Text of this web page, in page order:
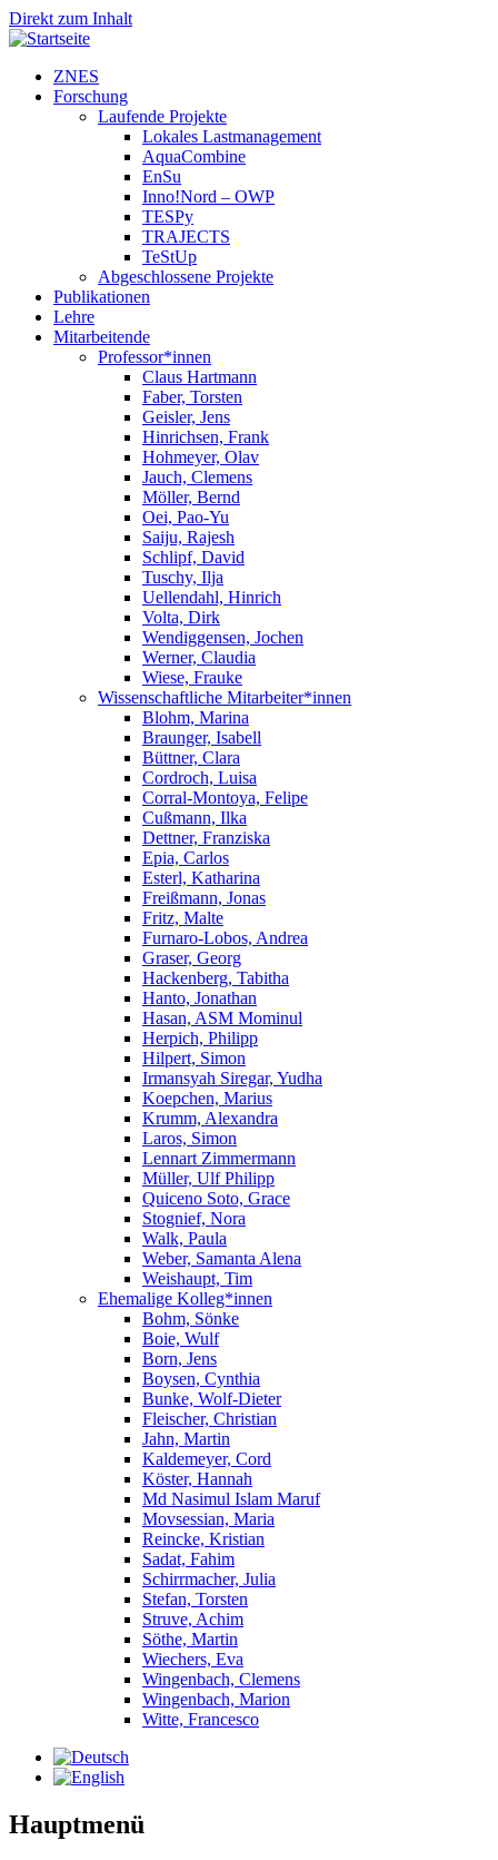
Direkt zum Inhalt
ZNES
Forschung
Laufende Projekte
Lokales Lastmanagement
AquaCombine
EnSu
Inno!Nord – OWP
TESPy
TRAJECTS
TeStUp
Abgeschlossene Projekte
Publikationen
Lehre
Mitarbeitende
Professor*innen
Claus Hartmann
Faber, Torsten
Geisler, Jens
Hinrichsen, Frank
Hohmeyer, Olav
Jauch, Clemens
Möller, Bernd
Oei, Pao-Yu
Saiju, Rajesh
Schlipf, David
Tuschy, Ilja
Uellendahl, Hinrich
Volta, Dirk
Wendiggensen, Jochen
Werner, Claudia
Wiese, Frauke
Wissenschaftliche Mitarbeiter*innen
Blohm, Marina
Braunger, Isabell
Büttner, Clara
Cordroch, Luisa
Corral-Montoya, Felipe
Cußmann, Ilka
Dettner, Franziska
Epia, Carlos
Esterl, Katharina
Freißmann, Jonas
Fritz, Malte
Furnaro-Lobos, Andrea
Graser, Georg
Hackenberg, Tabitha
Hanto, Jonathan
Hasan, ASM Mominul
Herpich, Philipp
Hilpert, Simon
Irmansyah Siregar, Yudha
Koepchen, Marius
Krumm, Alexandra
Laros, Simon
Lennart Zimmermann
Müller, Ulf Philipp
Quiceno Soto, Grace
Stognief, Nora
Walk, Paula
Weber, Samanta Alena
Weishaupt, Tim
Ehemalige Kolleg*innen
Bohm, Sönke
Boie, Wulf
Born, Jens
Boysen, Cynthia
Bunke, Wolf-Dieter
Fleischer, Christian
Jahn, Martin
Kaldemeyer, Cord
Köster, Hannah
Md Nasimul Islam Maruf
Movsessian, Maria
Reincke, Kristian
Sadat, Fahim
Schirrmacher, Julia
Stefan, Torsten
Struve, Achim
Söthe, Martin
Wiechers, Eva
Wingenbach, Clemens
Wingenbach, Marion
Witte, Francesco
Hauptmenü